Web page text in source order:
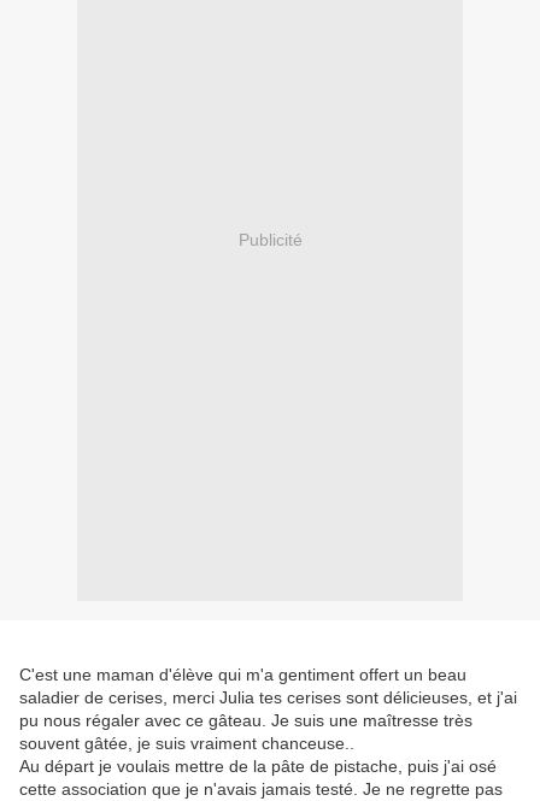
Publicité
C'est une maman d'élève qui m'a gentiment offert un beau
saladier de cerises, merci Julia tes cerises sont délicieuses, et j'ai
pu nous régaler avec ce gâteau. Je suis une maîtresse très
souvent gâtée, je suis vraiment chanceuse..
Au départ je voulais mettre de la pâte de pistache, puis j'ai osé
cette association que je n'avais jamais testé. Je ne regrette pas